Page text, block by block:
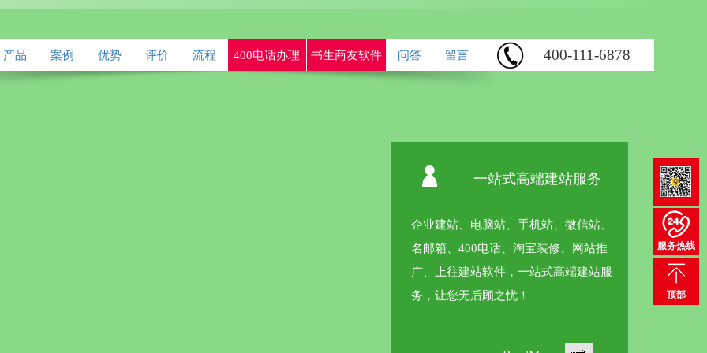
一站式高端建站服务
企业建站、电脑站、手机站、微信站、域
名邮箱、400电话、淘宝装修、网站推
广、上往建站软件，一站式高端建站服
务，让您无后顾之忧！
产品 案例 优势 评价 流程 400电话办理 书生商友软件 问答 留言 400-111-6878
服务热线
顶部